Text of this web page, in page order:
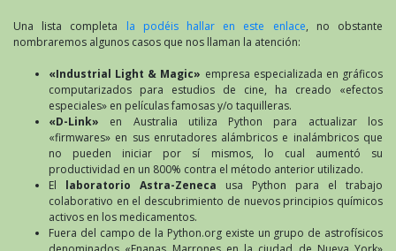
Una lista completa la podéis hallar en este enlace, no obstante
nombraremos algunos casos que nos llaman la atención:
«Industrial Light & Magic» empresa especializada en gráficos
computarizados para estudios de cine, ha creado «efectos
especiales» en películas famosas y/o taquilleras.
«D-Link» en Australia utiliza Python para actualizar los
«firmwares» en sus enrutadores alámbricos e inalámbricos que
no pueden iniciar por sí mismos, lo cual aumentó su
productividad en un 800% contra el método anterior utilizado.
El laboratorio Astra-Zeneca usa Python para el trabajo
colaborativo en el descubrimiento de nuevos principios químicos
activos en los medicamentos.
Fuera del campo de la Python.org existe un grupo de astrofísicos